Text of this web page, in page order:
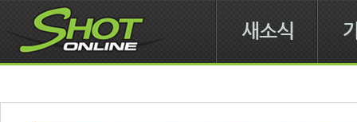
새소식